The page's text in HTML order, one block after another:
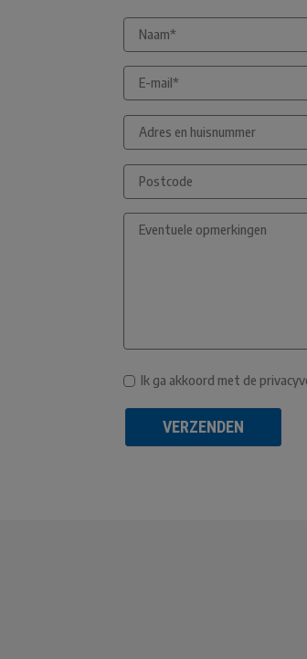
Ik ga akkoord met de
VERZENDEN